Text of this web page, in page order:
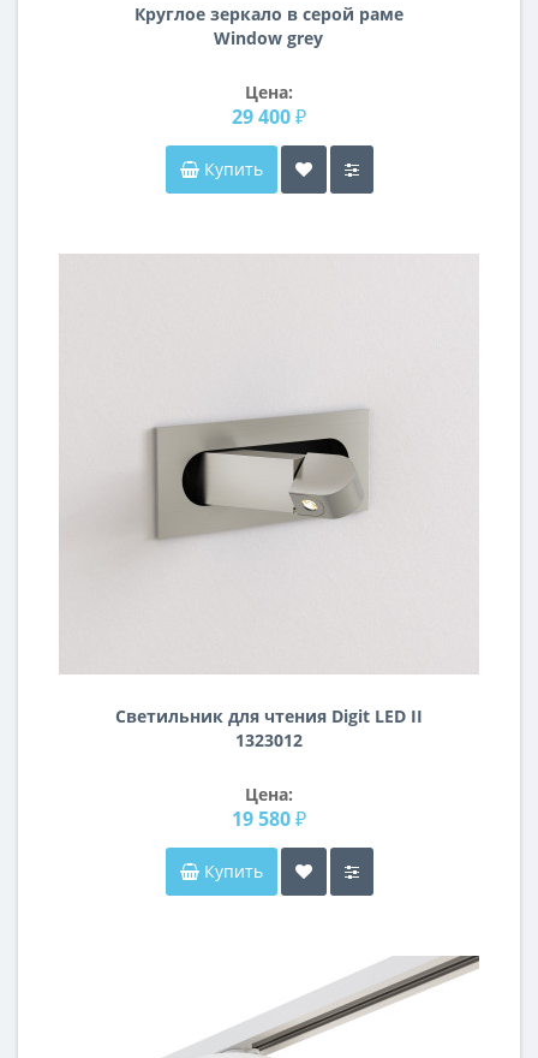
Круглое зеркало в серой раме
Window grey
Цена:
29 400 ₽
Купить
Светильник для чтения Digit LED II
1323012
Цена:
19 580 ₽
Купить